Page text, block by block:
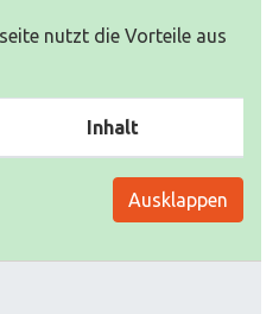
nutzt die Vorteile aus
Inhalt
Ausklappen